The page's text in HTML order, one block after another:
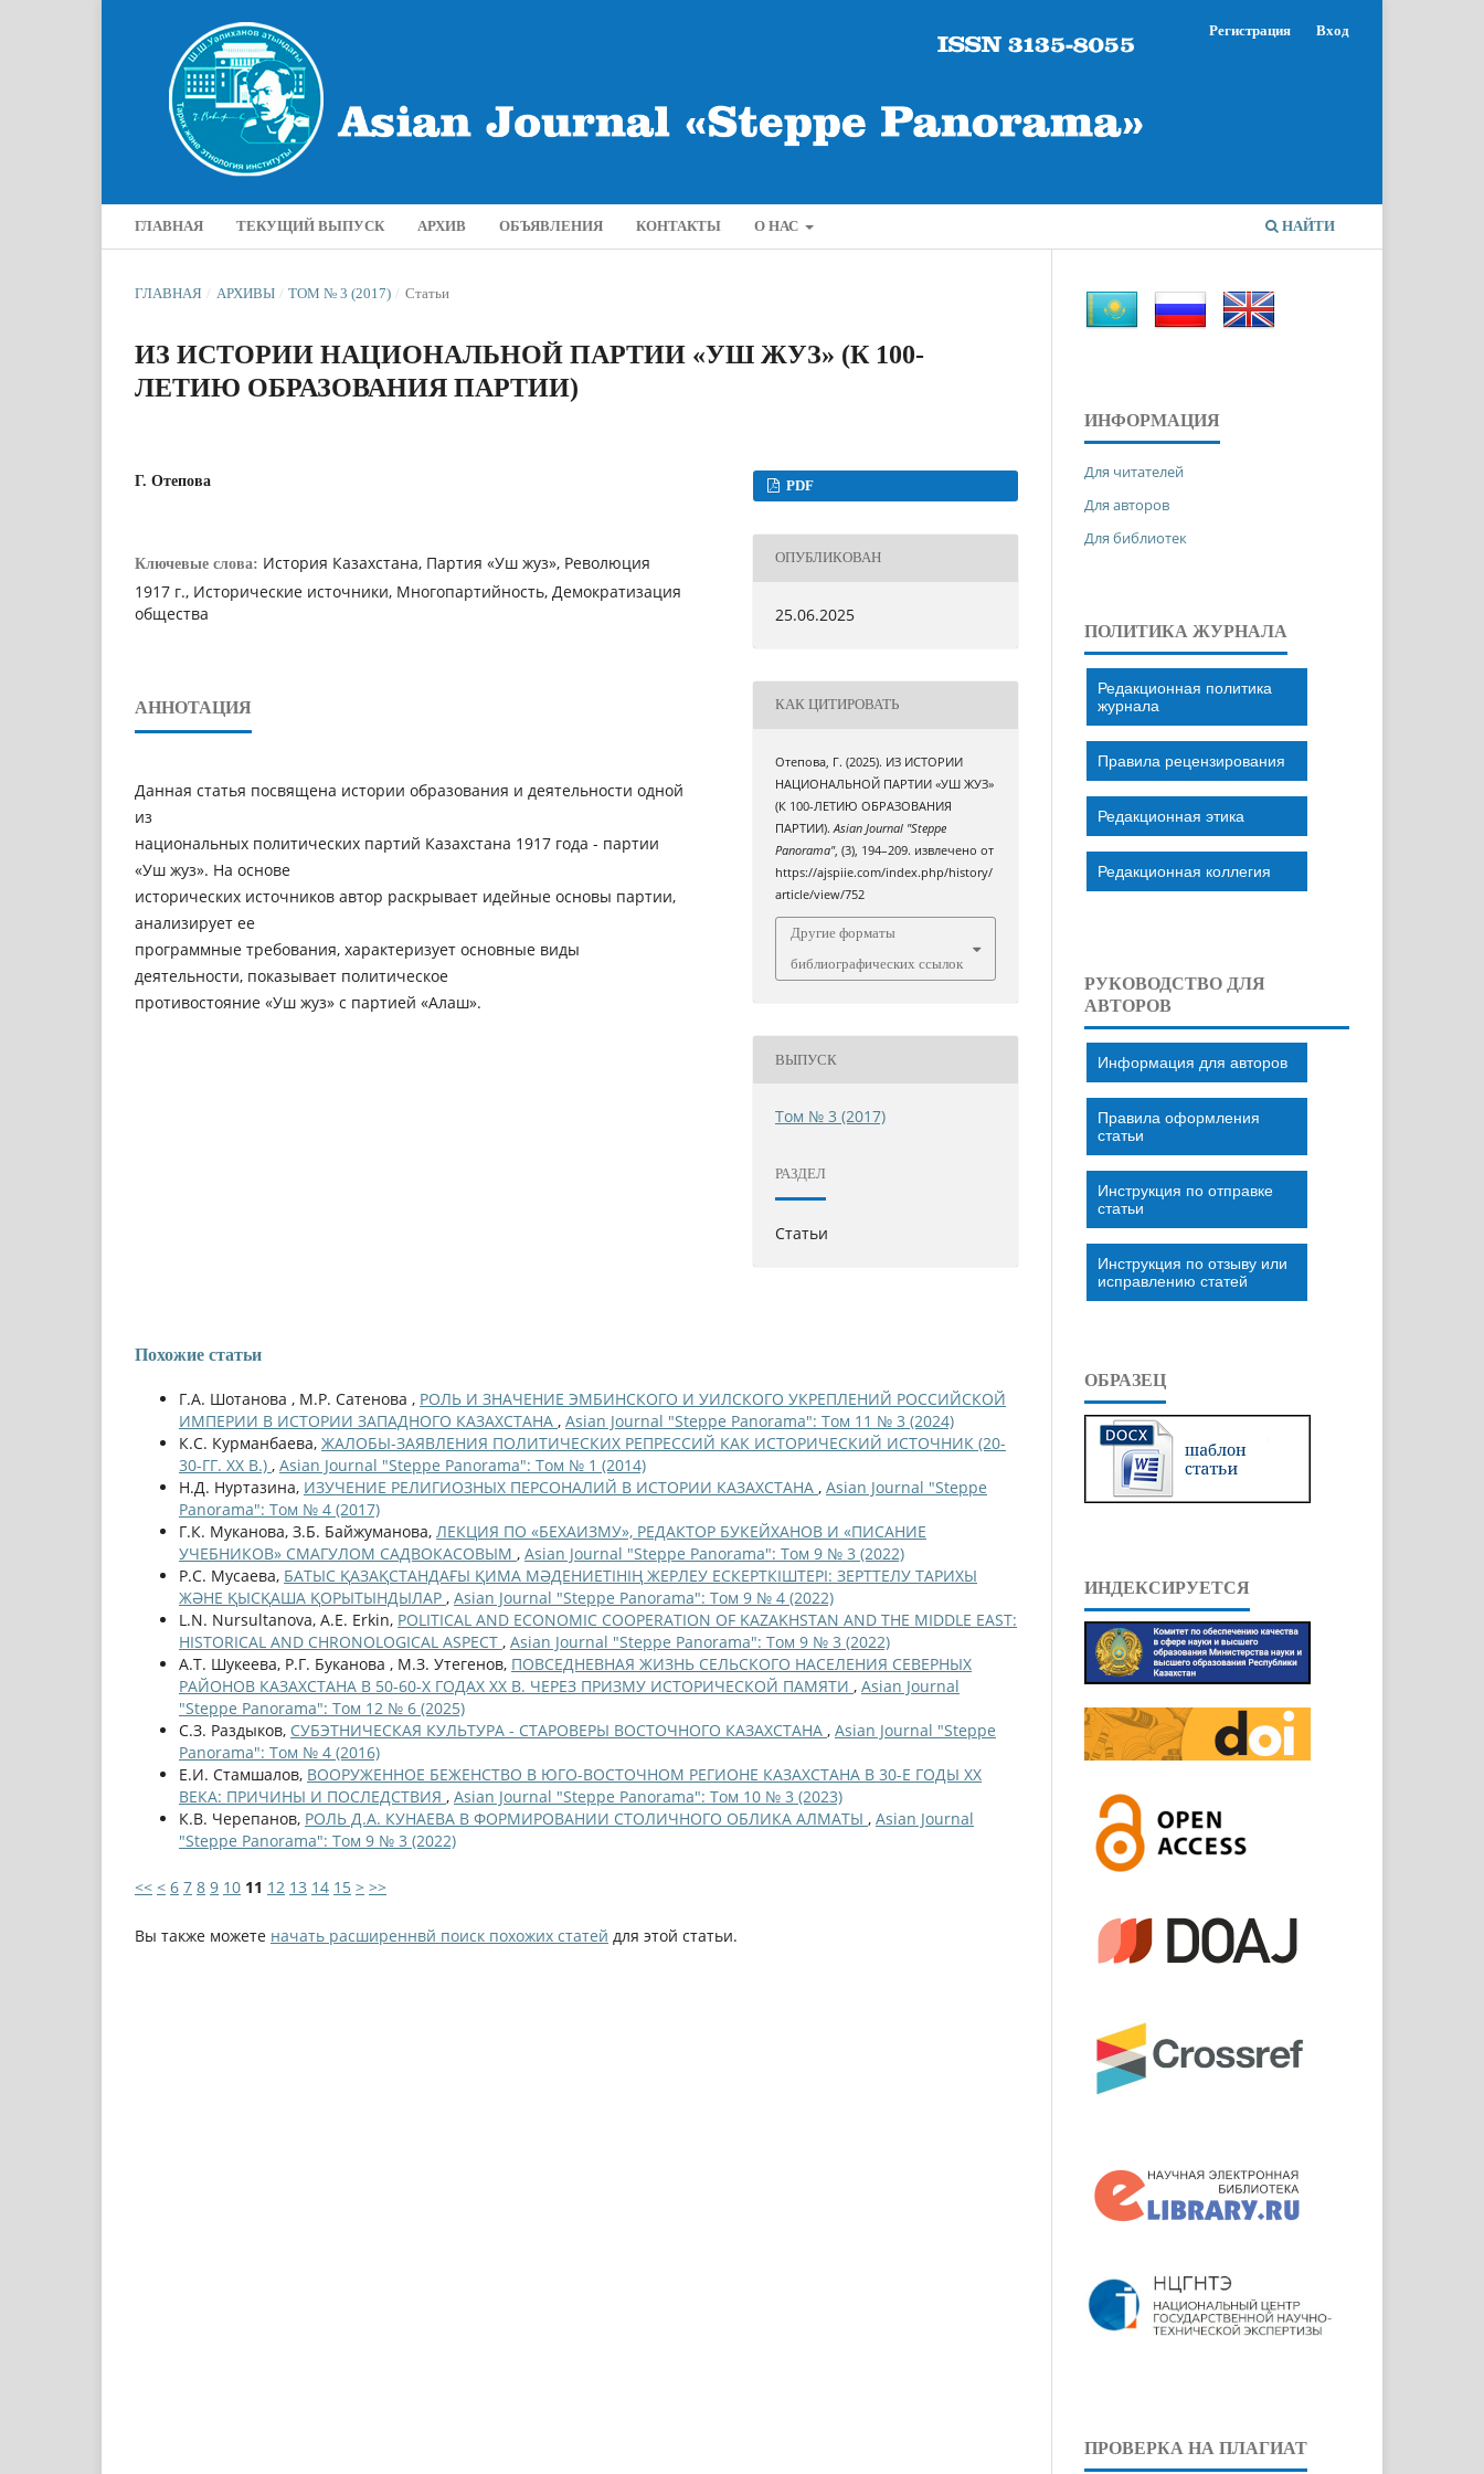
ГЛАВНАЯ ТЕКУЩИЙ ВЫПУСК АРХИВ ОБЪЯВЛЕНИЯ КОНТАКТЫ О НАС НАЙТИ
Регистрация Вход
ГЛАВНАЯ / АРХИВЫ / ТОМ № 3 (2017) / Статьи
ИЗ ИСТОРИИ НАЦИОНАЛЬНОЙ ПАРТИИ «УШ ЖУЗ» (К 100-
ЛЕТИЮ ОБРАЗОВАНИЯ ПАРТИИ)
Г. Отепова
Ключевые слова: История Казахстана, Партия «Уш жуз», Революция
1917 г., Исторические источники, Многопартийность, Демократизация
общества
АННОТАЦИЯ
Данная статья посвящена истории образования и деятельности одной
из
национальных политических партий Казахстана 1917 года - партии
«Уш жуз». На основе
исторических источников автор раскрывает идейные основы партии,
анализирует ее
программные требования, характеризует основные виды
деятельности, показывает политическое
противостояние «Уш жуз» с партией «Алаш».
PDF
ОПУБЛИКОВАН
25.06.2025
КАК ЦИТИРОВАТЬ
Отепова, Г. (2025). ИЗ ИСТОРИИ
НАЦИОНАЛЬНОЙ ПАРТИИ «УШ ЖУЗ»
(К 100-ЛЕТИЮ ОБРАЗОВАНИЯ
ПАРТИИ).Asian Journal "Steppe
Panorama", (3), 194–209. извлечено от
https://ajspiie.com/index.php/history/
article/view/752
Другие форматы
библиографических ссылок
ВЫПУСК
Том № 3 (2017)
РАЗДЕЛ
Статьи
Похожие статьи
Г.А. Шотанова , М.Р. Сатенова , РОЛЬ И ЗНАЧЕНИЕ ЭМБИНСКОГО И УИЛСКОГО УКРЕПЛЕНИЙ РОССИЙСКОЙ
ИМПЕРИИ В ИСТОРИИ ЗАПАДНОГО КАЗАХСТАНА , Asian Journal "Steppe Panorama": Том 11 № 3 (2024)
К.С. Курманбаева, ЖАЛОБЫ-ЗАЯВЛЕНИЯ ПОЛИТИЧЕСКИХ РЕПРЕССИЙ КАК ИСТОРИЧЕСКИЙ ИСТОЧНИК (20-
30-ГГ. ХХ В.) , Asian Journal "Steppe Panorama": Том № 1 (2014)
Н.Д. Нуртазина, ИЗУЧЕНИЕ РЕЛИГИОЗНЫХ ПЕРСОНАЛИЙ В ИСТОРИИ КАЗАХСТАНА , Asian Journal "Steppe
Panorama": Том № 4 (2017)
Г.К. Муканова, З.Б. Байжуманова, ЛЕКЦИЯ ПО «БЕХАИЗМУ», РЕДАКТОР БУКЕЙХАНОВ И «ПИСАНИЕ
УЧЕБНИКОВ» СМАГУЛОМ САДВОКАСОВЫМ , Asian Journal "Steppe Panorama": Том 9 № 3 (2022)
Р.С. Мусаева, БАТЫС ҚАЗАҚСТАНДАҒЫ ҚИМА МӘДЕНИЕТІНІҢ ЖЕРЛЕУ ЕСКЕРТКІШТЕРІ: ЗЕРТТЕЛУ ТАРИХЫ
ЖӘНЕ ҚЫСҚАША ҚОРЫТЫНДЫЛАР , Asian Journal "Steppe Panorama": Том 9 № 4 (2022)
L.N. Nursultanova, A.E. Erkin, POLITICAL AND ECONOMIC COOPERATION OF KAZAKHSTAN AND THE MIDDLE EAST:
HISTORICAL AND CHRONOLOGICAL ASPECT , Asian Journal "Steppe Panorama": Том 9 № 3 (2022)
А.Т. Шукеева, Р.Г. Буканова , М.З. Утегенов, ПОВСЕДНЕВНАЯ ЖИЗНЬ СЕЛЬСКОГО НАСЕЛЕНИЯ СЕВЕРНЫХ
РАЙОНОВ КАЗАХСТАНА В 50-60-Х ГОДАХ ХХ В. ЧЕРЕЗ ПРИЗМУ ИСТОРИЧЕСКОЙ ПАМЯТИ , Asian Journal
"Steppe Panorama": Том 12 № 6 (2025)
С.З. Раздыков, СУБЭТНИЧЕСКАЯ КУЛЬТУРА - СТАРОВЕРЫ ВОСТОЧНОГО КАЗАХСТАНА , Asian Journal "Steppe
Panorama": Том № 4 (2016)
Е.И. Стамшалов, ВООРУЖЕННОЕ БЕЖЕНСТВО В ЮГО-ВОСТОЧНОМ РЕГИОНЕ КАЗАХСТАНА В 30-Е ГОДЫ XX
ВЕКА: ПРИЧИНЫ И ПОСЛЕДСТВИЯ , Asian Journal "Steppe Panorama": Том 10 № 3 (2023)
К.В. Черепанов, РОЛЬ Д.А. КУНАЕВА В ФОРМИРОВАНИИ СТОЛИЧНОГО ОБЛИКА АЛМАТЫ , Asian Journal
"Steppe Panorama": Том 9 № 3 (2022)
<< < 6 7 8 9 10 11 12 13 14 15 > >>
Вы также можете начать расширеннвй поиск похожих статей для этой статьи.
ИНФОРМАЦИЯ
Для читателей
Для авторов
Для библиотек
ПОЛИТИКА ЖУРНАЛА
Редакционная политика
журнала
Правила рецензирования
Редакционная этика
Редакционная коллегия
РУКОВОДСТВО ДЛЯ
АВТОРОВ
Информация для авторов
Правила оформления
статьи
Инструкция по отправке
статьи
Инструкция по отзыву или
исправлению статей
ОБРАЗЕЦ
ИНДЕКСИРУЕТСЯ
ПРОВЕРКА НА ПЛАГИАТ